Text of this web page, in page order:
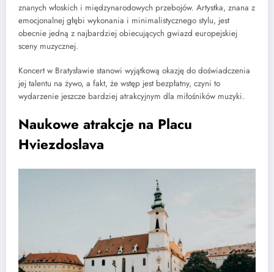
znanych włoskich i międzynarodowych przebojów. Artystka, znana z
emocjonalnej głębi wykonania i minimalistycznego stylu, jest
obecnie jedną z najbardziej obiecujących gwiazd europejskiej
sceny muzycznej.
Koncert w Bratysławie stanowi wyjątkową okazję do doświadczenia
jej talentu na żywo, a fakt, że wstęp jest bezpłatny, czyni to
wydarzenie jeszcze bardziej atrakcyjnym dla miłośników muzyki.
Naukowe atrakcje na Placu
Hviezdoslava